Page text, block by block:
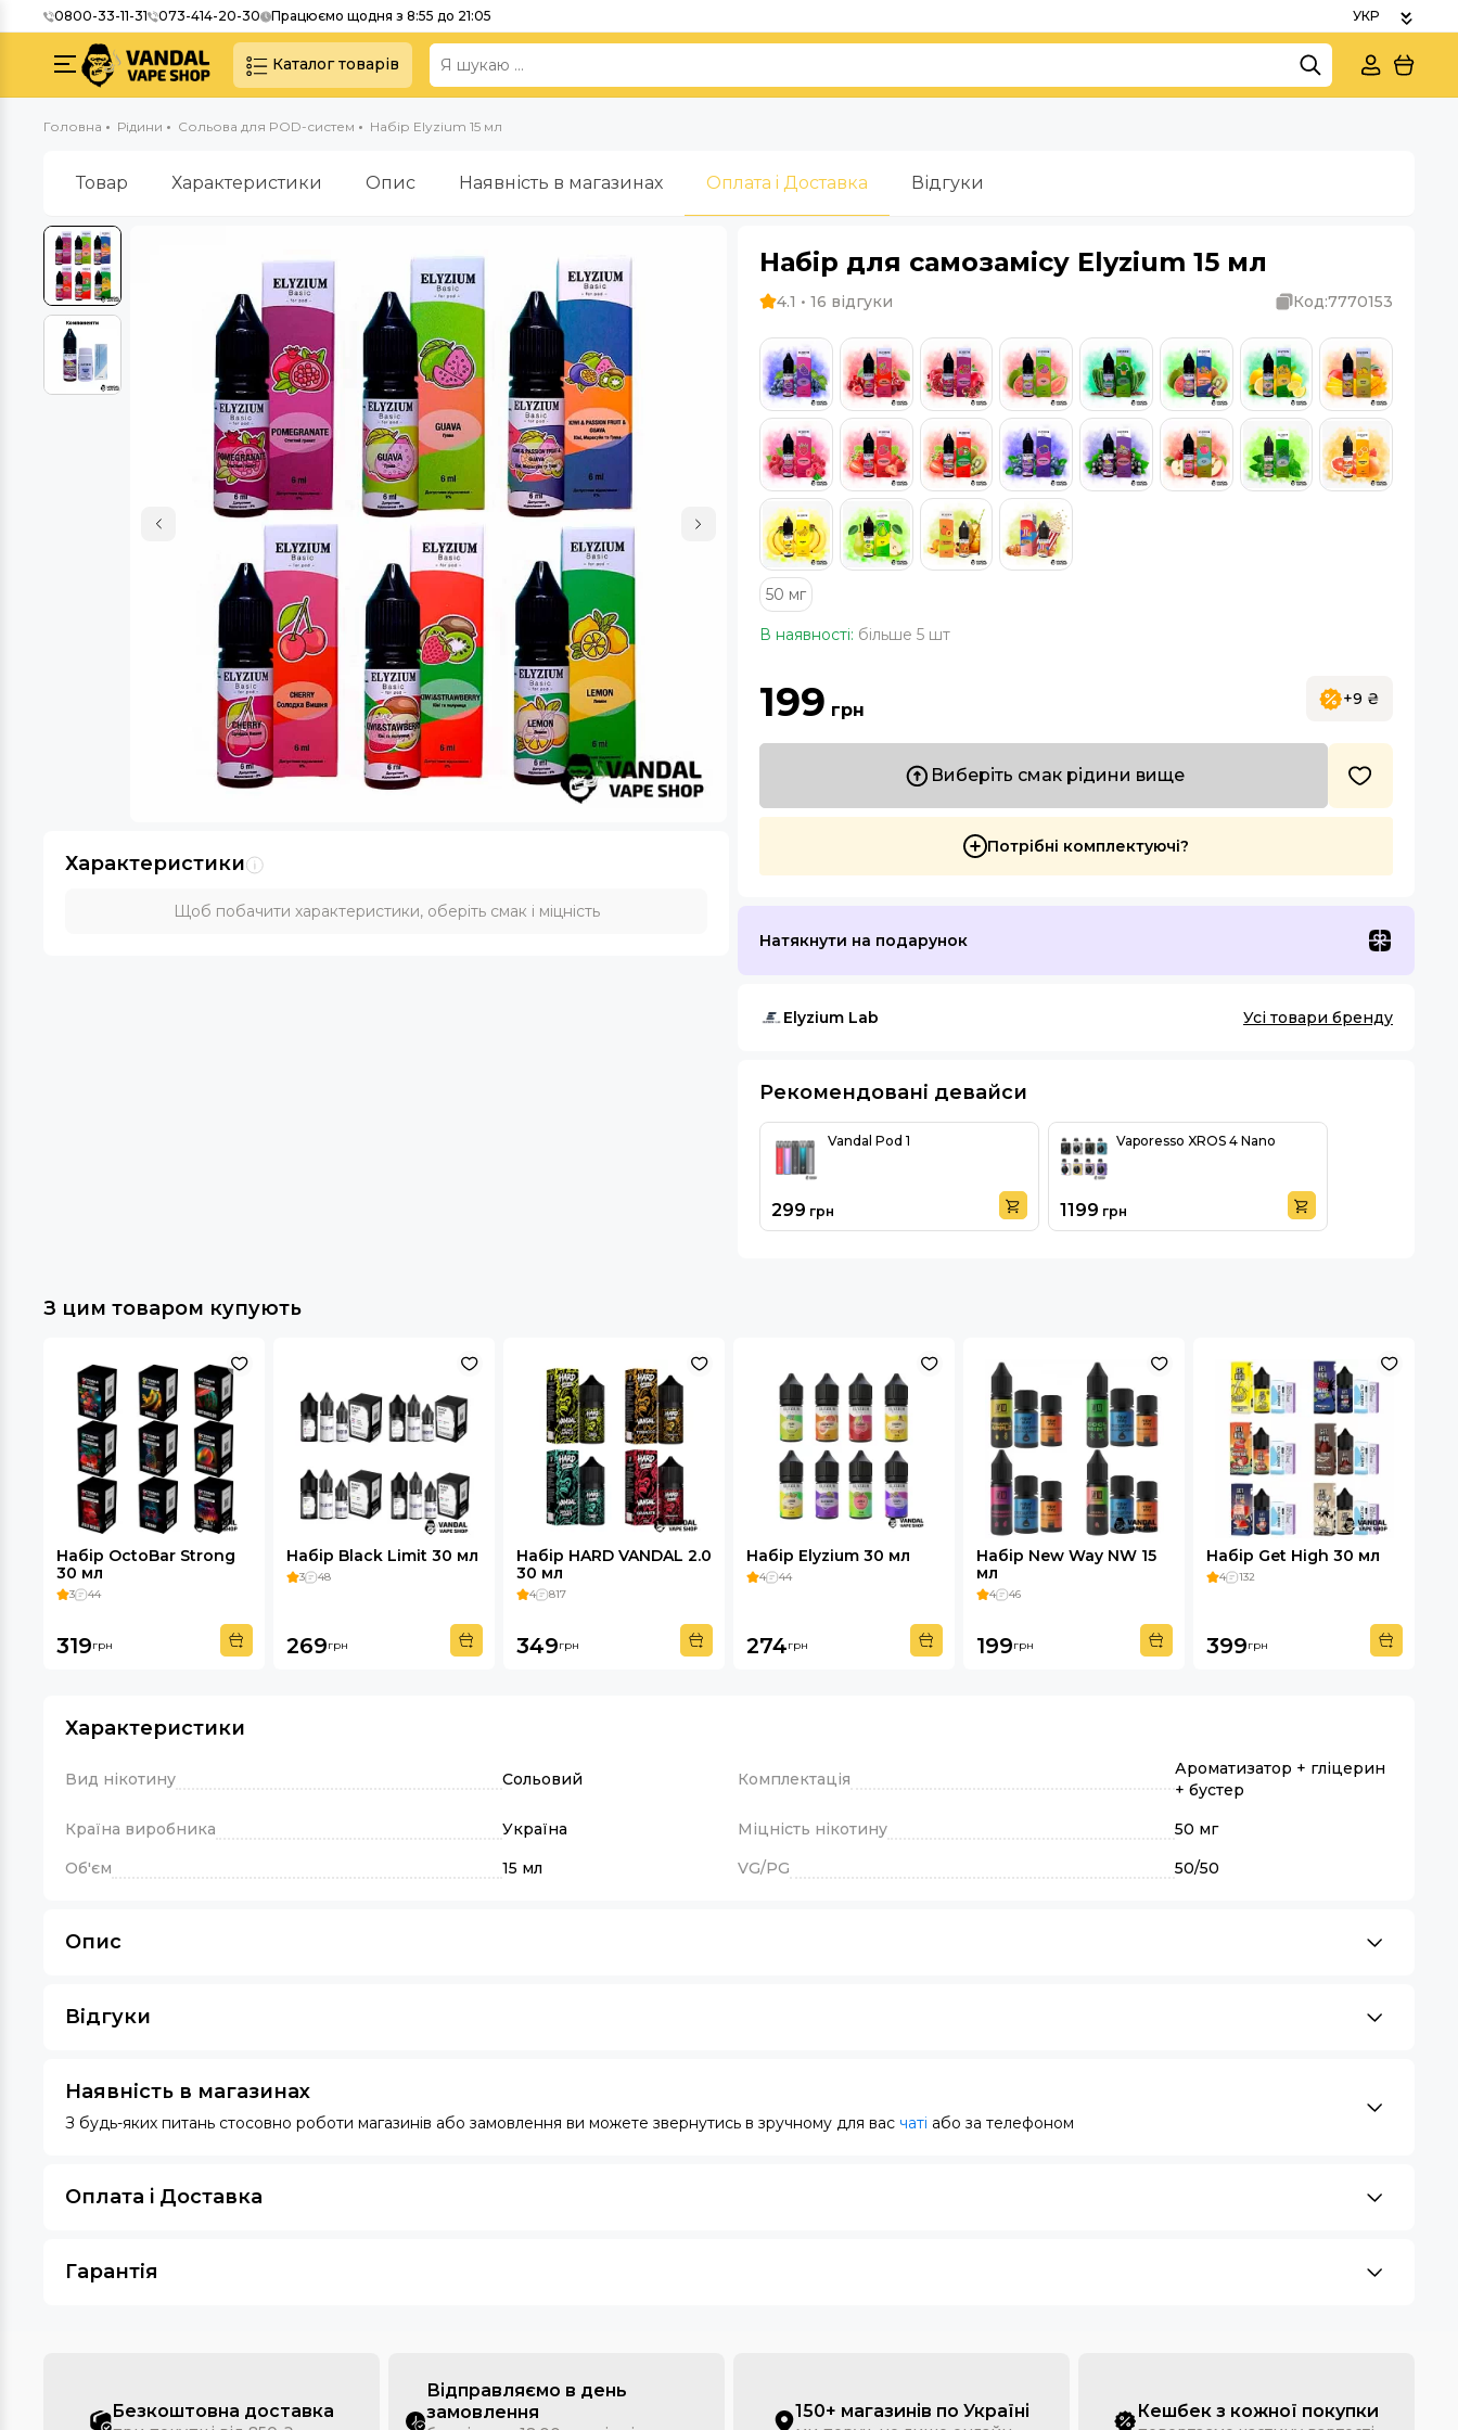
0800-33-11-31 073-414-20-30 Працюємо щодня з 8:55 до 21:05
Каталог товарів
Головна Рідини Сольова для POD-систем Набір Elyzium 15 мл
Товар Характеристики Опис Наявність в магазинах Оплата i Доставка Відгуки
Характеристики
Щоб побачити характеристики, оберіть смак і міцність
Набір для самозамісу Elyzium 15 мл
4.1 • 16 відгуки Код:7770153
50 мг
В наявності: більше 5 шт
199 грн
+9 ₴
Виберіть смак рідини вище
Потрібні комплектуючі?
Натякнути на подарунок
Elyzium Lab Усі товари бренду
Рекомендовані девайси
Vandal Pod 1
299 грн
Vaporesso XROS 4 Nano
1199 грн
З цим товаром купують
Набір OctoBar Strong
30 мл
3 44
319грн
Набір Black Limit 30 мл
3 48
269грн
Набір HARD VANDAL 2.0
30 мл
4 817
349грн
Набір Elyzium 30 мл
4 44
274грн
Набір New Way NW 15
мл
4 46
199грн
Набір Get High 30 мл
4 132
399грн
Характеристики
Вид нікотину Сольовий Комплектація
Ароматизатор + гліцерин
+ бустер
Країна виробника
Україна Міцність нікотину
50 мг
Об'єм
15 мл VG/PG 50/50
Опис
Відгуки
Наявність в магазинах
З будь-яких питань стосовно роботи магазинів або замовлення ви можете звернутись в зручному для вас чаті або за телефоном
Оплата i Доставка
Гарантія
Безкоштовна доставка
Відправляємо в день
замовлення
150+ магазинів по Україні Кешбек з кожної покупки